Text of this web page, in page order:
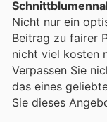
Nicht nur ein
Beitrag zu fairer
nicht viel kosten
Verpassen Sie
das eines
Sie dieses